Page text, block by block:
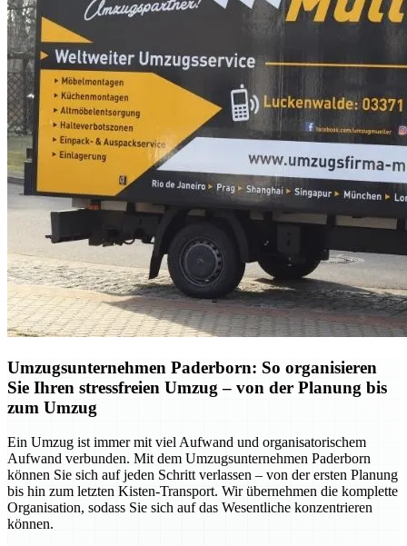
Umzugsunternehmen Paderborn: So organisieren
Sie Ihren stressfreien Umzug – von der Planung bis
zum Umzug
Ein Umzug ist immer mit viel Aufwand und organisatorischem
Aufwand verbunden. Mit dem Umzugsunternehmen Paderborn
können Sie sich auf jeden Schritt verlassen – von der ersten Planung
bis hin zum letzten Kisten-Transport. Wir übernehmen die komplette
Organisation, sodass Sie sich auf das Wesentliche konzentrieren
können.